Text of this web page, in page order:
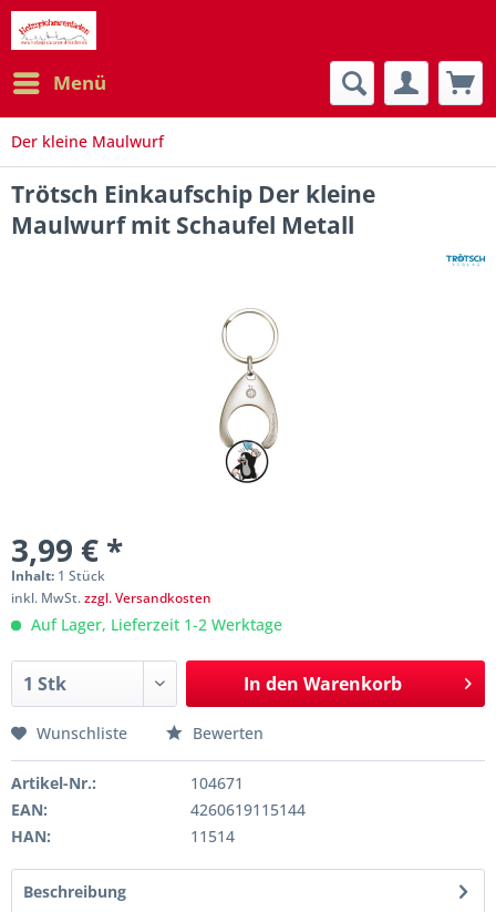
Menü
Der kleine Maulwurf
Trötsch Einkaufschip Der kleine
Maulwurf mit Schaufel Metall
3,99 € *
Inhalt: 1 Stück
inkl. MwSt.zzgl. Versandkosten
Auf Lager, Lieferzeit 1-2 Werktage
In den Warenkorb
Wunschliste Bewerten
Artikel-Nr.:
104671
EAN:
4260619115144
HAN:
11514
Beschreibung